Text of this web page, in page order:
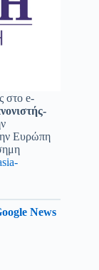
στο e-
Ευρώπη
News